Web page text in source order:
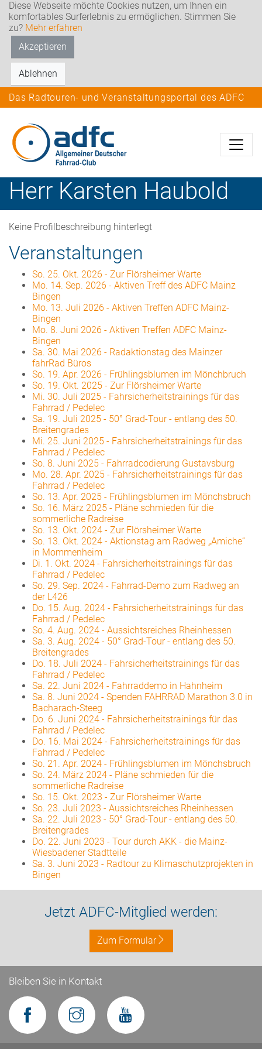
Diese Webseite möchte Cookies nutzen, um Ihnen ein
komfortables Surferlebnis zu ermöglichen. Stimmen Sie
zu? Mehr erfahren
Akzeptieren
Ablehnen
Das Radtouren- und Veranstaltungsportal des ADFC
Herr Karsten Haubold
Keine Profilbeschreibung hinterlegt
Veranstaltungen
So. 25. Okt. 2026 - Zur Flörsheimer Warte
Mo. 14. Sep. 2026 - Aktiven Treff des ADFC Mainz
Bingen
Mo. 13. Juli 2026 - Aktiven Treffen ADFC Mainz-
Bingen
Mo. 8. Juni 2026 - Aktiven Treffen ADFC Mainz-
Bingen
Sa. 30. Mai 2026 - Radaktionstag des Mainzer
fahrRad Büros
So. 19. Apr. 2026 - Frühlingsblumen im Mönchbruch
So. 19. Okt. 2025 - Zur Flörsheimer Warte
Mi. 30. Juli 2025 - Fahrsicherheitstrainings für das
Fahrrad / Pedelec
Sa. 19. Juli 2025 - 50° Grad-Tour - entlang des 50.
Breitengrades
Mi. 25. Juni 2025 - Fahrsicherheitstrainings für das
Fahrrad / Pedelec
So. 8. Juni 2025 - Fahrradcodierung Gustavsburg
Mo. 28. Apr. 2025 - Fahrsicherheitstrainings für das
Fahrrad / Pedelec
So. 13. Apr. 2025 - Frühlingsblumen im Mönchsbruch
So. 16. März 2025 - Pläne schmieden für die
sommerliche Radreise
So. 13. Okt. 2024 - Zur Flörsheimer Warte
So. 13. Okt. 2024 - Aktionstag am Radweg „Amiche“
in Mommenheim
Di. 1. Okt. 2024 - Fahrsicherheitstrainings für das
Fahrrad / Pedelec
So. 29. Sep. 2024 - Fahrrad-Demo zum Radweg an
der L426
Do. 15. Aug. 2024 - Fahrsicherheitstrainings für das
Fahrrad / Pedelec
So. 4. Aug. 2024 - Aussichtsreiches Rheinhessen
Sa. 3. Aug. 2024 - 50° Grad-Tour - entlang des 50.
Breitengrades
Do. 18. Juli 2024 - Fahrsicherheitstrainings für das
Fahrrad / Pedelec
Sa. 22. Juni 2024 - Fahrraddemo in Hahnheim
Sa. 8. Juni 2024 - Spenden FAHRRAD Marathon 3.0 in
Bacharach-Steeg
Do. 6. Juni 2024 - Fahrsicherheitstrainings für das
Fahrrad / Pedelec
Do. 16. Mai 2024 - Fahrsicherheitstrainings für das
Fahrrad / Pedelec
So. 21. Apr. 2024 - Frühlingsblumen im Mönchsbruch
So. 24. März 2024 - Pläne schmieden für die
sommerliche Radreise
So. 15. Okt. 2023 - Zur Flörsheimer Warte
So. 23. Juli 2023 - Aussichtsreiches Rheinhessen
Sa. 22. Juli 2023 - 50° Grad-Tour - entlang des 50.
Breitengrades
Do. 22. Juni 2023 - Tour durch AKK - die Mainz-
Wiesbadener Stadtteile
Sa. 3. Juni 2023 - Radtour zu Klimaschutzprojekten in
Bingen
Jetzt ADFC-Mitglied werden:
Zum Formular
Bleiben Sie in Kontakt